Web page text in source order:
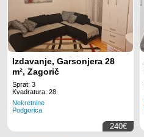
Izdavanje, Garsonjera 28
m², Zagorič
Sprat: 3
Kvadratura: 28
Nekretnine
Podgorica
240€